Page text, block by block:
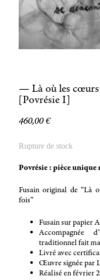
— Là où les
[Povrésie I]
460,00€
Rupture de stock
Povrésie : pièce unique
Fusain original de “Là
fois”
Fusain sur papier
Accompagnée
traditionnel fait
Livré avec
Œuvre signée par
Réalisé en février